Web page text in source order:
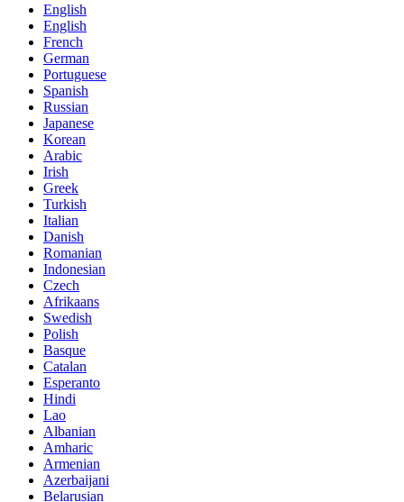
English
English
French
German
Portuguese
Spanish
Russian
Japanese
Korean
Arabic
Irish
Greek
Turkish
Italian
Danish
Romanian
Indonesian
Czech
Afrikaans
Swedish
Polish
Basque
Catalan
Esperanto
Hindi
Lao
Albanian
Amharic
Armenian
Azerbaijani
Belarusian